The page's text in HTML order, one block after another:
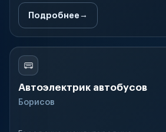
Подробнее
Автоэлектрик автобусов
Борисов